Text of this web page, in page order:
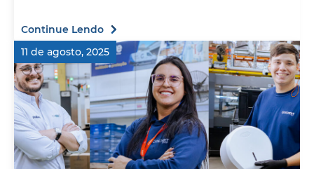
Continue Lendo
11 de agosto, 2025